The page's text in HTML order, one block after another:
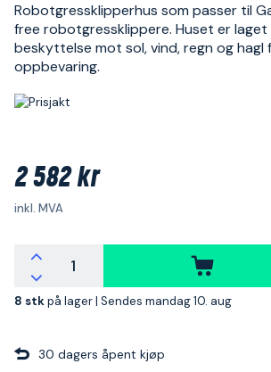
Robotgressklipperhus som passer til
free robotgressklippere. Huset er
beskyttelse mot sol, vind, regn og hagl
oppbevaring.
2 582 kr
inkl. MVA
8 stkpå lager | Sendes mandag 10. aug
30 dagers åpent kjøp